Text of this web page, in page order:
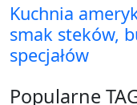
Kuchnia
smak steków,
specjałów
Popularne